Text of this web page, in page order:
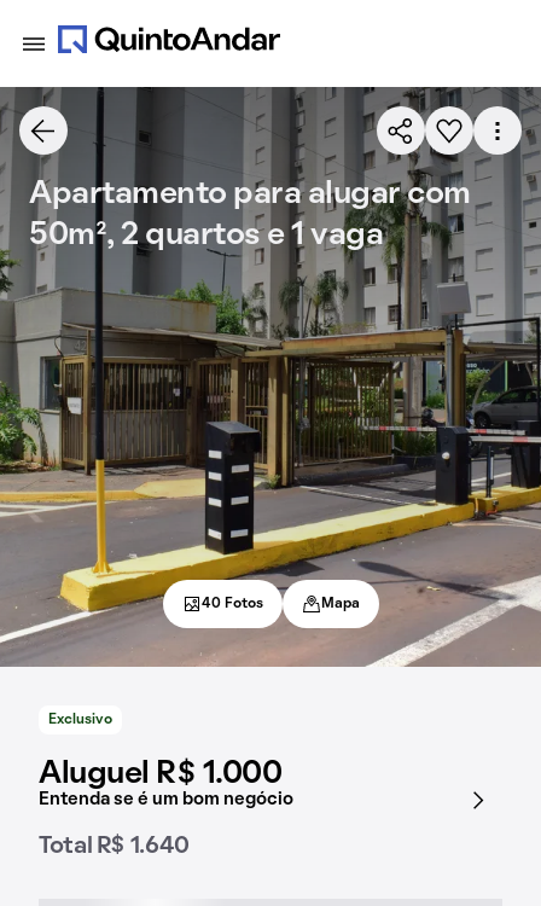
Exclusivo
Aluguel R$ 1.000
Entenda se é um bom negócio
Total R$ 1.640
Apartamento para alugar com
50m², 2 quartos e 1 vaga
40 Fotos Mapa